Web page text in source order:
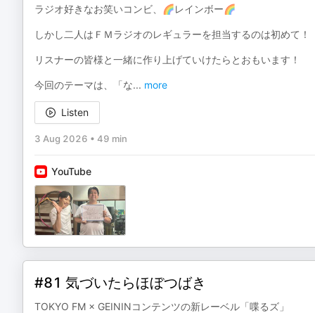
ラジオ好きなお笑いコンビ、🌈レインボー🌈
しかし二人はＦＭラジオのレギュラーを担当するのは初めて！
リスナーの皆様と一緒に作り上げていけたらとおもいます！
今回のテーマは、「な... more
Listen
3 Aug 2026 • 49 min
YouTube
#81 気づいたらほぼつばき
TOKYO FM × GEININコンテンツの新レーベル「喋るズ」